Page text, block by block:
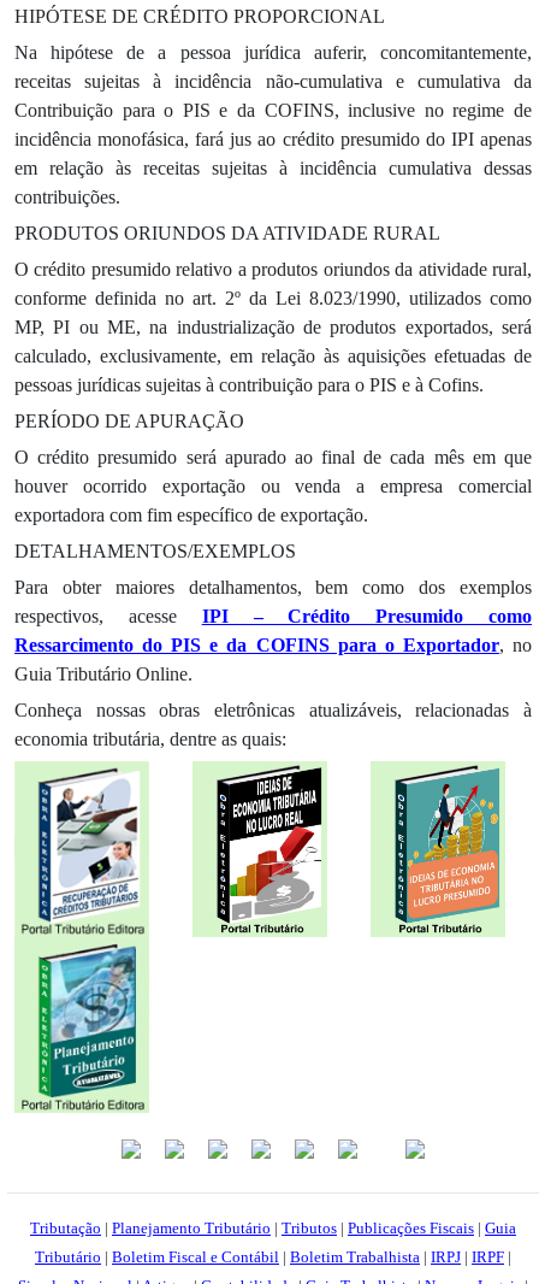
HIPÓTESE DE CRÉDITO PROPORCIONAL
Na hipótese de a pessoa jurídica auferir, concomitantemente,
receitas sujeitas à incidência não-cumulativa e cumulativa da
Contribuição para o PIS e da COFINS, inclusive no regime de
incidência monofásica, fará jus ao crédito presumido do IPI apenas
em relação às receitas sujeitas à incidência cumulativa dessas
contribuições.
PRODUTOS ORIUNDOS DA ATIVIDADE RURAL
O crédito presumido relativo a produtos oriundos da atividade rural,
conforme definida no art. 2º da Lei 8.023/1990, utilizados como
MP, PI ou ME, na industrialização de produtos exportados, será
calculado, exclusivamente, em relação às aquisições efetuadas de
pessoas jurídicas sujeitas à contribuição para o PIS e à Cofins.
PERÍODO DE APURAÇÃO
O crédito presumido será apurado ao final de cada mês em que
houver ocorrido exportação ou venda a empresa comercial
exportadora com fim específico de exportação.
DETALHAMENTOS/EXEMPLOS
Para obter maiores detalhamentos, bem como dos exemplos
respectivos, acesse
IPI – Crédito Presumido como
Ressarcimento do PIS e da COFINS para o Exportador, no
Guia Tributário Online.
Conheça nossas obras eletrônicas atualizáveis, relacionadas à
economia tributária, dentre as quais:
Tributação | Planejamento Tributário | Tributos | Publicações Fiscais | Guia
Tributário | Boletim Fiscal e Contábil | Boletim Trabalhista | IRPJ | IRPF |